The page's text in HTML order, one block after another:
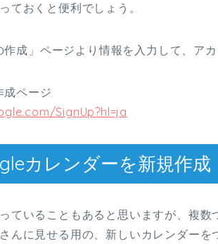
ておくと便利でしょう。
作成」ページより情報を入力して、アカ
ページ
SignUp?hl=ja
カレンダーを新規作成
ていることもあると思いますが、複数
んに見せる用の、新しいカレンダーを